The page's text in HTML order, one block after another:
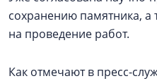
сохранению памятника,
на проведение работ.
Как отмечают в пресс-